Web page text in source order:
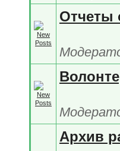
Отчеты
Архив